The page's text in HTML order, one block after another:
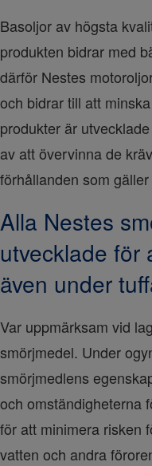
Basoljor av högsta
produkten bidrar med
därför Nestes
och bidrar till att
produkter är
av att övervinna de
förhållanden som
Alla Nestes
utvecklade för
även under
Var uppmärksam vid
smörjmedel. Under
smörjmedlens
och omständigheterna
för att minimera risken
vatten och andra